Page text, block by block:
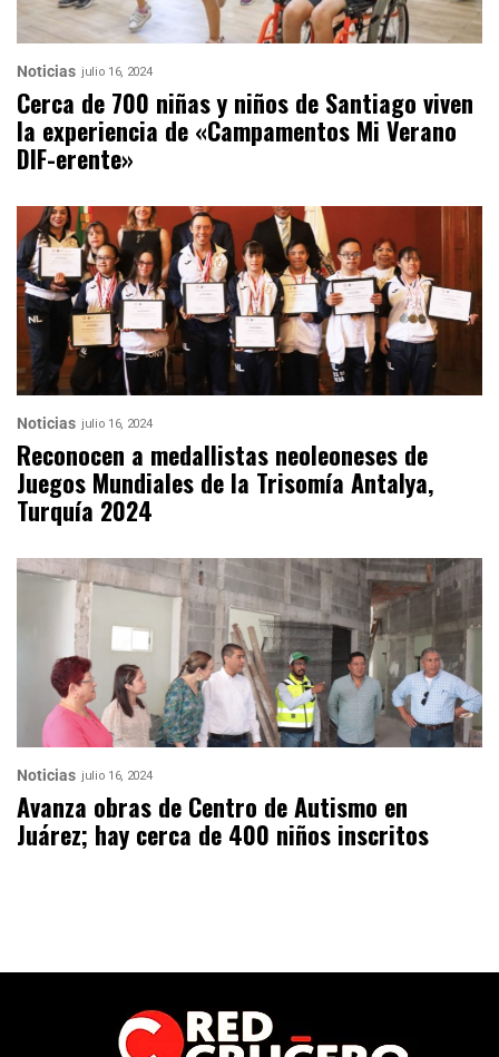
Noticias julio 16, 2024
Cerca de 700 niñas y niños de Santiago viven
la experiencia de «Campamentos Mi Verano
DIF-erente»
Noticias julio 16, 2024
Reconocen a medallistas neoleoneses de
Juegos Mundiales de la Trisomía Antalya,
Turquía 2024
Noticias julio 16, 2024
Avanza obras de Centro de Autismo en
Juárez; hay cerca de 400 niños inscritos